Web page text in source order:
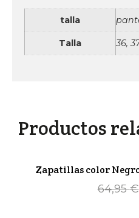
Productos
Zapatillas color
64,95€
talla
Talla 36,